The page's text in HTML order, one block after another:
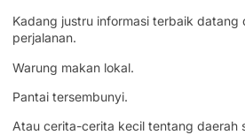
Kadang justru informasi terbaik datang
perjalanan.
Warung makan lokal.
Pantai tersembunyi.
Atau cerita-cerita kecil tentang daerah